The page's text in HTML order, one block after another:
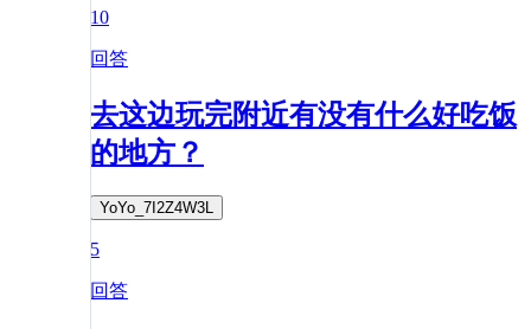
10
回答
去这边玩完附近有没有什么好吃饭
的地方？
YoYo_7I2Z4W3L
5
回答